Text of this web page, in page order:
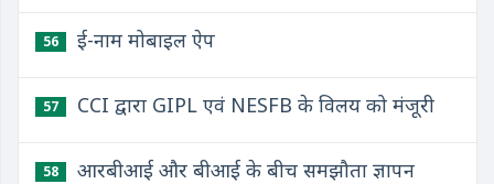
56 ई-नाम मोबाइल ऐप
57 CCI द्वारा GIPL एवं NESFB के विलय को मंजूरी
58 आरबीआई और बीआई के बीच समझौता ज्ञापन